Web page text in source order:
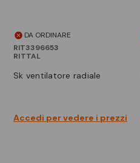
DA ORDINARE
RIT3396653
RITTAL
sk ventilatore radiale
Accedi per vedere i prezzi